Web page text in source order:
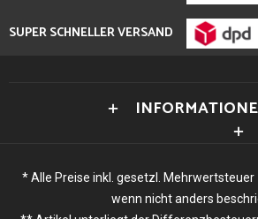
SUPER SCHNELLER VERSAND
* Alle Preise inkl. gesetzl. Mehrwertsteuer
wenn nicht anders